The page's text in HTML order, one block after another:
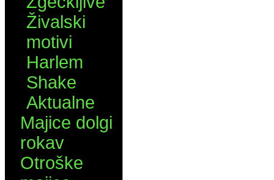
Živalski
motivi
Harlem
Shake
Aktualne
Majice dolgi
rokav
Otroške